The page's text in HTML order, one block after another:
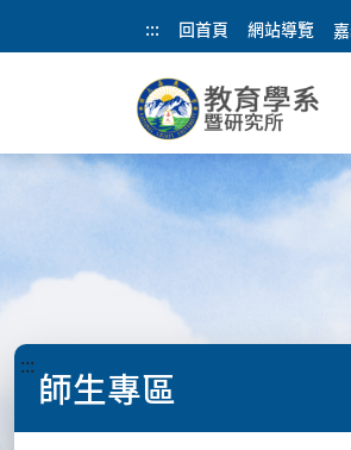
::: 回首頁 網站導覽
::: 師生專區